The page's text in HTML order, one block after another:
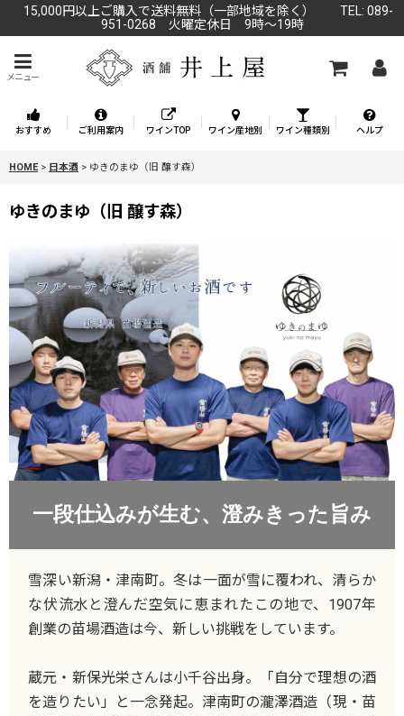
15,000円以上ご購入で送料無料（一部地域を除く） TEL: 089-
951-0268 火曜定休日 9時～19時
メニュー
おすすめ ご利用案内 ワインTOP ワイン産地別 ワイン種類別 ヘルプ
HOME > 日本酒 > ゆきのまゆ（旧 醸す森）
ゆきのまゆ（旧 醸す森）
一段仕込みが生む、澄みきった旨み
雪深い新潟・津南町。冬は一面が雪に覆われ、清らか
な伏流水と澄んだ空気に恵まれたこの地で、1907年
創業の苗場酒造は今、新しい挑戦をしています。
蔵元・新保光栄さんは小千谷出身。「自分で理想の酒
を造りたい」と一念発起。津南町の瀧澤酒造（現・苗